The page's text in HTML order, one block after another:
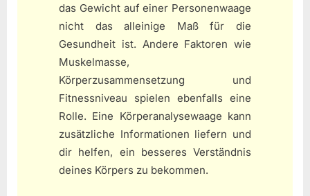
das Gewicht auf einer Personenwaage
nicht das alleinige Maß für die
Gesundheit ist. Andere Faktoren wie
Muskelmasse,
Körperzusammensetzung und
Fitnessniveau spielen ebenfalls eine
Rolle. Eine Körperanalysewaage kann
zusätzliche Informationen liefern und
dir helfen, ein besseres Verständnis
deines Körpers zu bekommen.